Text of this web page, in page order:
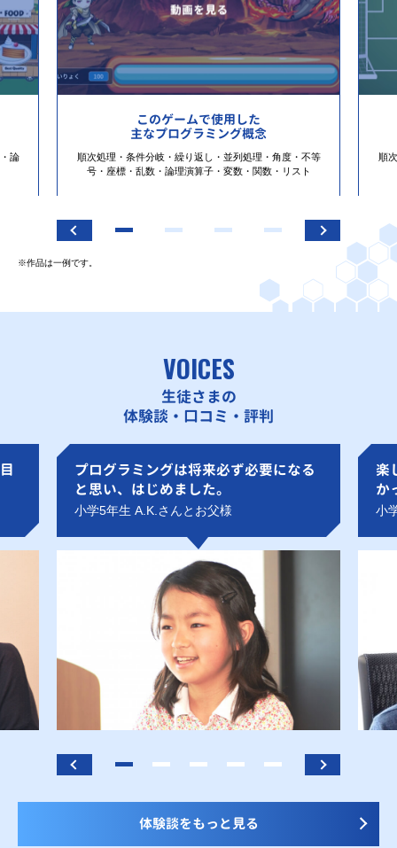
論
このゲームで使用した
主なプログラミング概念
順次処理・条件分岐・繰り返し・並列処理・角度・不等
号・座標・乱数・論理演算子・変数・関数・リスト
順
※作品は一例です。
VOICES
生徒さまの
体験談・口コミ・評判
プログラミングは将来必ず必要になる
と思い、はじめました。
小学5年生 A.K.さんとお父様
楽
か
小
体験談をもっと見る